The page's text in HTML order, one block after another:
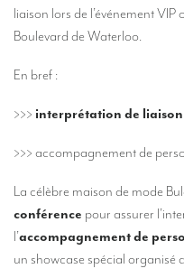
Nos services d’interprétation
Interprétation simultanée pour petits
Accompagnement de personnalités
liaison lors de l’événement
Boulevard de Waterloo.
En bref :
>>> interprétation de liaison
>>> accompagnement de
La célèbre maison de mode
conférence pour assurer
l’accompagnement de
un showcase spécial organisé